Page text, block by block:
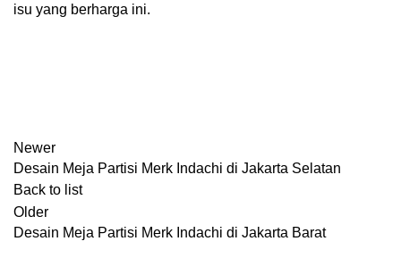
isu yang berharga ini.
Newer
Desain Meja Partisi Merk Indachi di Jakarta Selatan
Back to list
Older
Desain Meja Partisi Merk Indachi di Jakarta Barat